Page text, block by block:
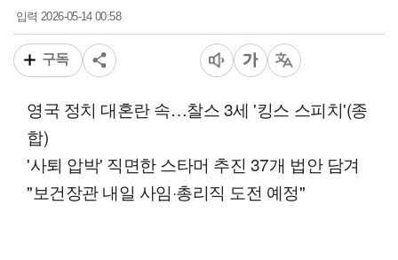
입력 2026-05-14 00:58
구독
영국 정치 대혼란 속…찰스 3세 '킹스 스피치'(종
합)
'사퇴 압박' 직면한 스타머 추진 37개 법안 담겨
"보건장관 내일 사임·총리직 도전 예정"